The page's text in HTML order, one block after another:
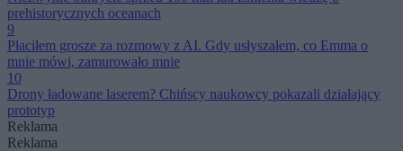
prehistorycznych oceanach
9
Płaciłem grosze za rozmowy z AI. Gdy usłyszałem, co Emma o
mnie mówi, zamurowało mnie
10
Drony ładowane laserem? Chińscy naukowcy pokazali działający
prototyp
Reklama
Reklama